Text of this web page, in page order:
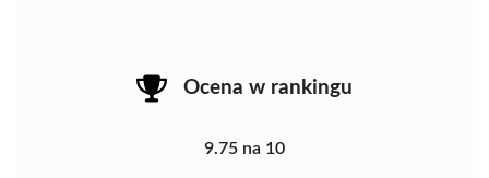
Ocena w rankingu
9.75 na 10